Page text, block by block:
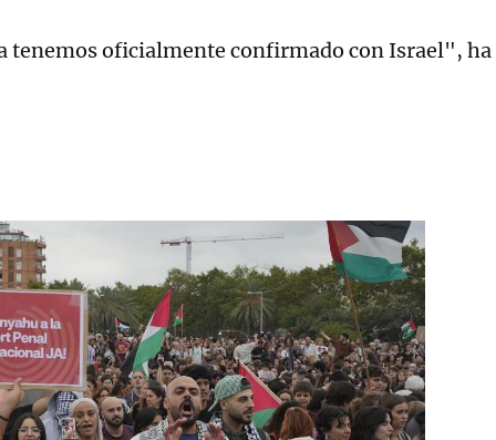
tenemos oficialmente confirmado con Israel",